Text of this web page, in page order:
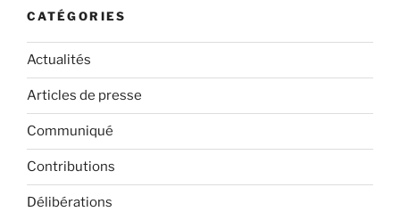
CATÉGORIES
Actualités
Articles de presse
Communiqué
Contributions
Délibérations